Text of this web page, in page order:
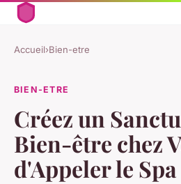
Accueil›Bien-etre
BIEN-ETRE
Créez un
Bien-être chez
d'Appeler le